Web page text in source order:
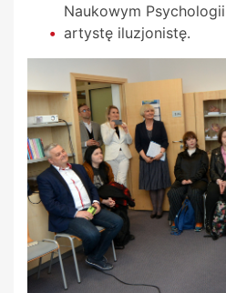
Naukowym Psychologii
artystę iluzjonistę.